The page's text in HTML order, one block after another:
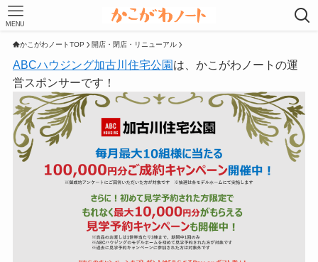
MENU
かこがわノートTOP 開店・閉店・リニューアル
ABCハウジング加古川住宅公園は、かこがわノートの運
営スポンサーです！